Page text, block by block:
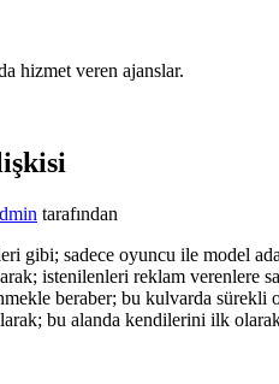
hizmet veren ajanslar.
tarafından
gibi; sadece oyuncu ile model
istenilenleri reklam verenlere
beraber; bu kulvarda
bu alanda kendilerini ilk